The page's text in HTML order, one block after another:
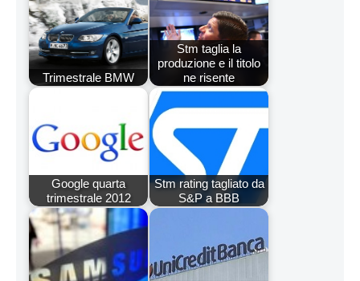
Trimestrale BMW
Stm taglia la
produzione e il titolo
ne risente
Google quarta
trimestrale 2012
Stm rating tagliato da
S&P a BBB